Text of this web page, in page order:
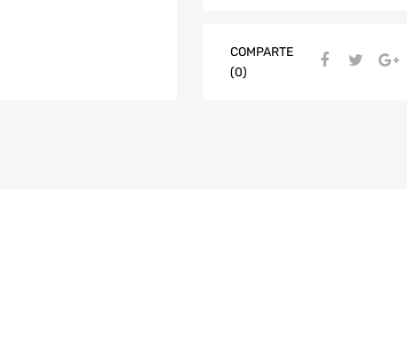
COMPARTE
(0)